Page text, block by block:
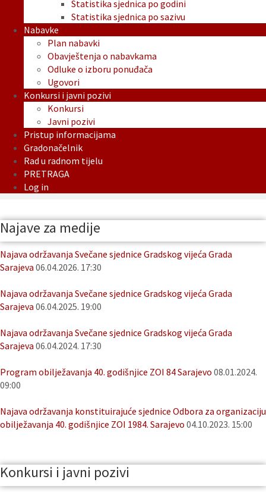
Statistika sjednica po godini
Statistika sjednica po sazivu
Nabavke
Plan nabavki
Obavještenja o nabavkama
Odluke o izboru ponuđača
Ugovori
Konkursi i javni pozivi
Konkursi
Javni pozivi
Pristup informacijama
Gradonačelnik
Rad u radnom tijelu
PRETRAGA
Log in
Najave za medije
Najava održavanja Svečane sjednice Gradskog vijeća Grada
Sarajeva 06.04.2026. 17:30
Najava održavanja Svečane sjednice Gradskog vijeća Grada
Sarajeva 06.04.2025. 19:00
Najava održavanja Svečane sjednice Gradskog vijeća Grada
Sarajeva 06.04.2024. 17:30
Program obilježavanja 40. godišnjice ZOI 84 Sarajevo 08.01.2024.
09:00
Najava održavanja konstituirajuće sjednice Odbora za organizaciju
obilježavanja 40. godišnjice ZOI 1984. Sarajevo 04.10.2023. 15:00
Konkursi i javni pozivi